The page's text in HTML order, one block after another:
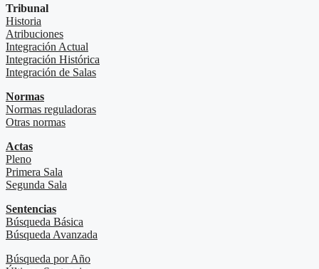
Tribunal
Historia
Atribuciones
Integración Actual
Integración Histórica
Integración de Salas
Normas
Normas reguladoras
Otras normas
Actas
Pleno
Primera Sala
Segunda Sala
Sentencias
Búsqueda Básica
Búsqueda Avanzada
Búsqueda por Año